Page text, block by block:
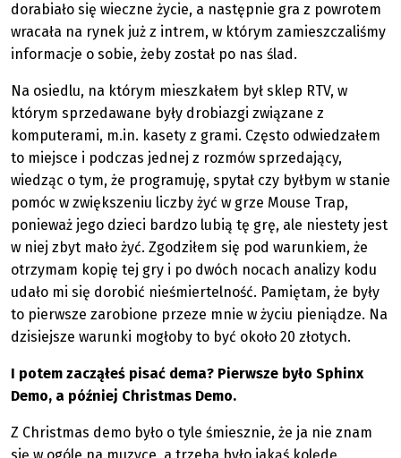
dorabiało się wieczne życie, a następnie gra z powrotem
wracała na rynek już z intrem, w którym zamieszczaliśmy
informacje o sobie, żeby został po nas ślad.
Na osiedlu, na którym mieszkałem był sklep RTV, w
którym sprzedawane były drobiazgi związane z
komputerami, m.in. kasety z grami. Często odwiedzałem
to miejsce i podczas jednej z rozmów sprzedający,
wiedząc o tym, że programuję, spytał czy byłbym w stanie
pomóc w zwiększeniu liczby żyć w grze Mouse Trap,
ponieważ jego dzieci bardzo lubią tę grę, ale niestety jest
w niej zbyt mało żyć. Zgodziłem się pod warunkiem, że
otrzymam kopię tej gry i po dwóch nocach analizy kodu
udało mi się dorobić nieśmiertelność. Pamiętam, że były
to pierwsze zarobione przeze mnie w życiu pieniądze. Na
dzisiejsze warunki mogłoby to być około 20 złotych.
I potem zacząłeś pisać dema? Pierwsze było Sphinx
Demo, a później Christmas Demo.
Z Christmas demo było o tyle śmiesznie, że ja nie znam